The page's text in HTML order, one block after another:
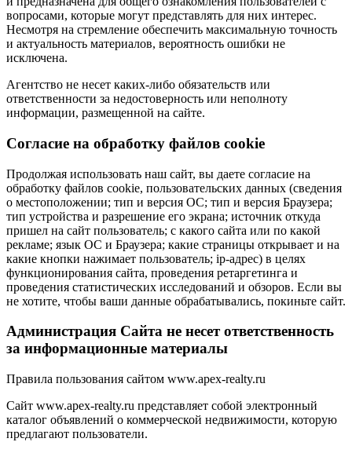
вопросами, которые могут представлять для них интерес.
Несмотря на стремление обеспечить максимальную точность
и актуальность материалов, вероятность ошибки не
исключена.
Агентство не несет каких-либо обязательств или
ответственности за недостоверность или неполноту
информации, размещенной на сайте.
Cогласие на обработку файлов cookie
Продолжая использовать наш сайт, вы даете согласие на
обработку файлов cookie, пользовательских данных (сведения
о местоположении; тип и версия ОС; тип и версия Браузера;
тип устройства и разрешение его экрана; источник откуда
пришел на сайт пользователь; с какого сайта или по какой
рекламе; язык ОС и Браузера; какие страницы открывает и на
какие кнопки нажимает пользователь; ip-адрес) в целях
функционирования сайта, проведения ретаргетинга и
проведения статистических исследований и обзоров. Если вы
не хотите, чтобы ваши данные обрабатывались, покиньте сайт.
Администрация Сайта не несет ответственность
за информационные материалы
Правила пользования сайтом www.apex-realty.ru
Сайт www.apex-realty.ru представляет собой электронный
каталог объявлений о коммерческой недвижимости, которую
предлагают пользователи.